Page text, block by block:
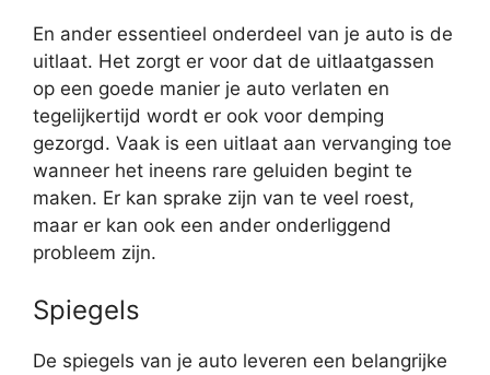
En ander essentieel onderdeel van je auto is de
uitlaat. Het zorgt er voor dat de uitlaatgassen
op een goede manier je auto verlaten en
tegelijkertijd wordt er ook voor demping
gezorgd. Vaak is een uitlaat aan vervanging toe
wanneer het ineens rare geluiden begint te
maken. Er kan sprake zijn van te veel roest,
maar er kan ook een ander onderliggend
probleem zijn.
Spiegels
De spiegels van je auto leveren een belangrijke